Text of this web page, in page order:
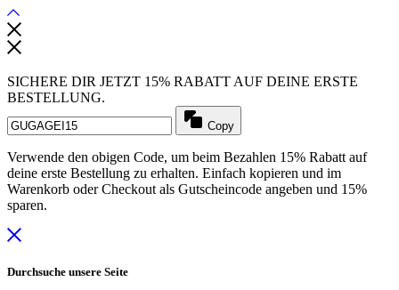
SICHERE DIR JETZT 15% RABATT AUF DEINE ERSTE
BESTELLUNG.
Copy
Verwende den obigen Code, um beim Bezahlen 15% Rabatt auf
deine erste Bestellung zu erhalten. Einfach kopieren und im
Warenkorb oder Checkout als Gutscheincode angeben und 15%
sparen.
Durchsuche unsere Seite